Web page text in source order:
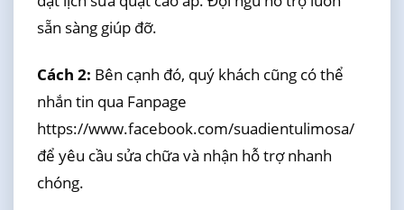
sẵn sàng giúp đỡ.
Cách 2: Bên cạnh đó, quý khách cũng có thể
nhắn tin qua Fanpage
https://www.facebook.com/suadientulimosa/
để yêu cầu sửa chữa và nhận hỗ trợ nhanh
chóng.